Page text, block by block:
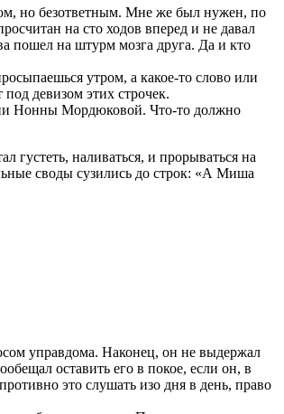
но безответным. Мне же был нужен, по
на сто ходов вперед и не давал
пошел на штурм мозга друга. Да и кто
утром, а какое-то слово или
девизом этих строчек.
Нонны Мордюковой. Что-то должно
густеть, наливаться, и прорываться на
своды сузились до строк: «А Миша
управдома. Наконец, он не выдержал
оставить его в покое, если он, в
это слушать изо дня в день, право